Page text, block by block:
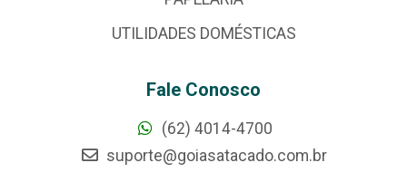
UTILIDADES DOMÉSTICAS
Fale Conosco
(62) 4014-4700
suporte@goiasatacado.com.br